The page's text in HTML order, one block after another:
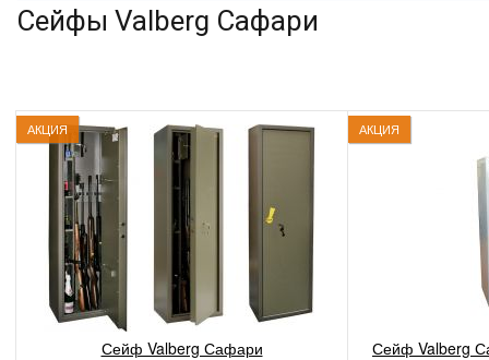
Сейфы Valberg Сафари
АКЦИЯ
Сейф Valberg Сафари
АКЦИЯ
Сейф Valberg